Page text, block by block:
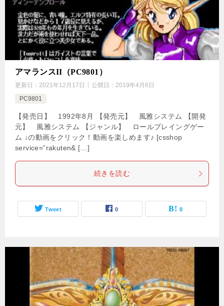
アマランスII（PC9801）
更新日： 2021年12月17日 公開日： 2019年4月6日
PC9801
【発売日】 1992年8月 【発売元】 風雅システム 【開発
元】 風雅システム 【ジャンル】 ロールプレイングゲー
ム ↓の動画をクリック！動画を楽しめます♪ [csshop
service=”rakuten& […]
続きを読む
Tweet 0 0